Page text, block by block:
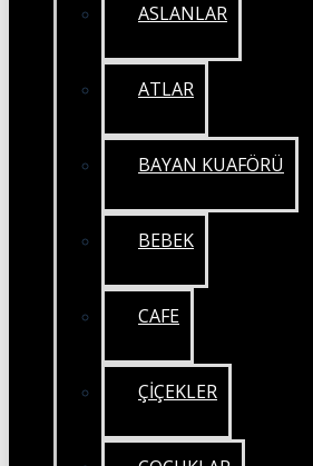
ASLANLAR
ATLAR
BAYAN KUAFÖRÜ
BEBEK
CAFE
ÇİÇEKLER